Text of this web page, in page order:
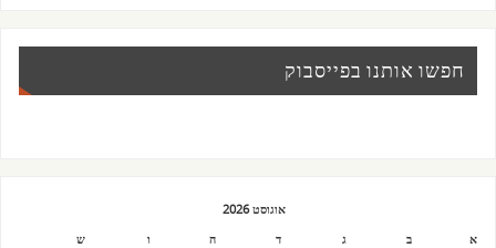
חפשו אותנו בפייסבוק
אוגוסט 2026
א
ב ג ד ה ו ש